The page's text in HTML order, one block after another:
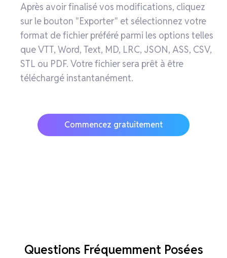
Après avoir finalisé vos modifications, cliquez
sur le bouton "Exporter" et sélectionnez votre
format de fichier préféré parmi les options telles
que VTT, Word, Text, MD, LRC, JSON, ASS, CSV,
STL ou PDF. Votre fichier sera prêt à être
téléchargé instantanément.
Commencez gratuitement
Questions Fréquemment Posées